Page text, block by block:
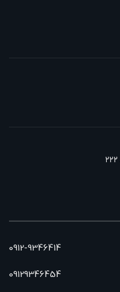
0912-9346414
09129346454